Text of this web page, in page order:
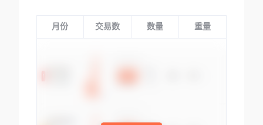
月份 交易数 数量 重量